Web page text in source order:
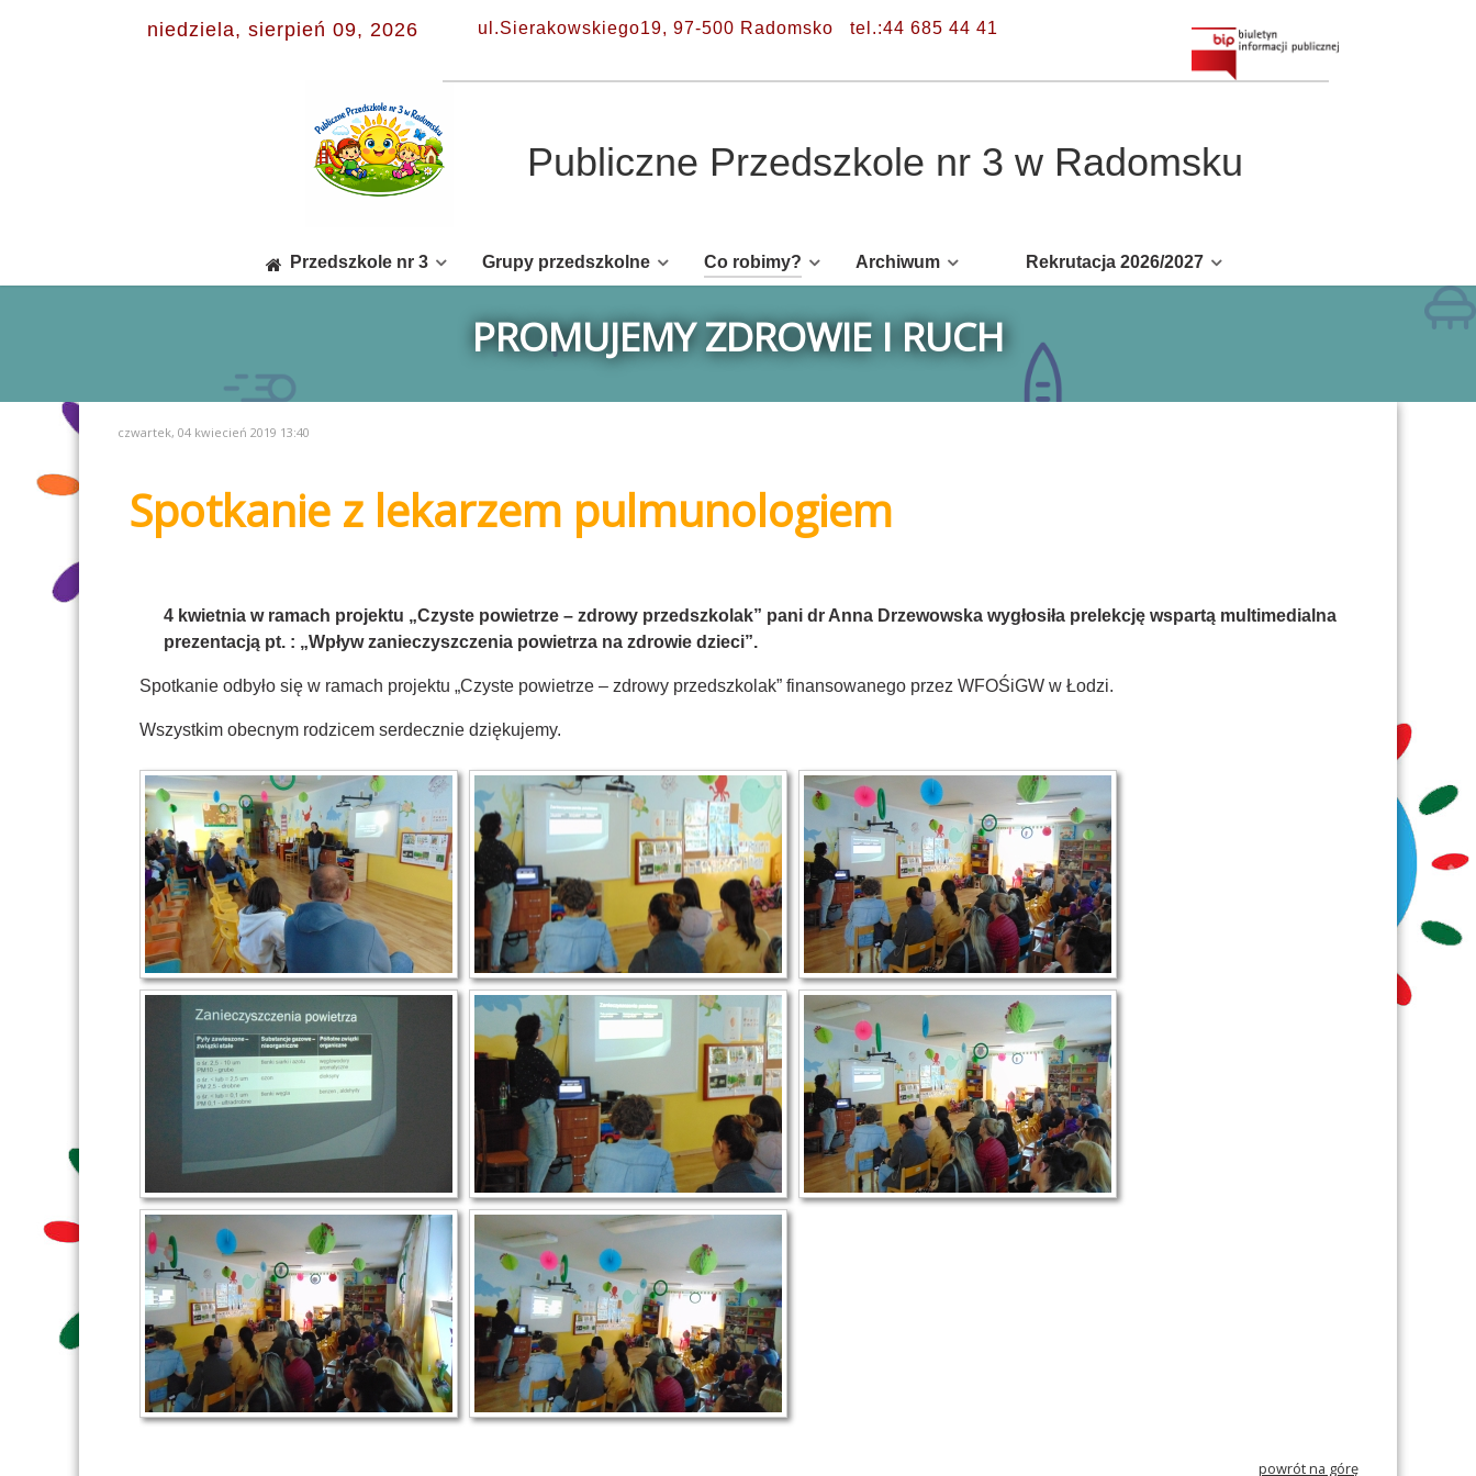
niedziela, sierpień 09, 2026 ul.Sierakowskiego19, 97-500 Radomsko tel.:44 685 44 41
Publiczne Przedszkole nr 3 w Radomsku
Przedszkole nr 3 Grupy przedszkolne Co robimy? Archiwum Rekrutacja 2026/2027
PROMUJEMY ZDROWIE I RUCH
czwartek, 04 kwiecień 2019 13:40
Spotkanie z lekarzem pulmunologiem
4 kwietnia w ramach projektu „Czyste powietrze – zdrowy przedszkolak” pani dr Anna Drzewowska wygłosiła prelekcję wspartą multimedialna
prezentacją pt. : „Wpływ zanieczyszczenia powietrza na zdrowie dzieci”.
Spotkanie odbyło się w ramach projektu „Czyste powietrze – zdrowy przedszkolak” finansowanego przez WFOŚiGW w Łodzi.
Wszystkim obecnym rodzicem serdecznie dziękujemy.
powrót na górę